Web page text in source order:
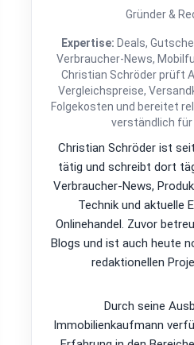
Gründer &
Expertise: Deals,
Verbraucher-News,
Christian Schröder prüft
Vergleichspreise,
Folgekosten und bereitet
verständlich für
Christian Schröder ist
tätig und schreibt dort
Verbraucher-News,
Technik und aktuelle
Onlinehandel. Zuvor
Blogs und ist auch heute
redaktionellen
Durch seine
Immobilienkaufmann